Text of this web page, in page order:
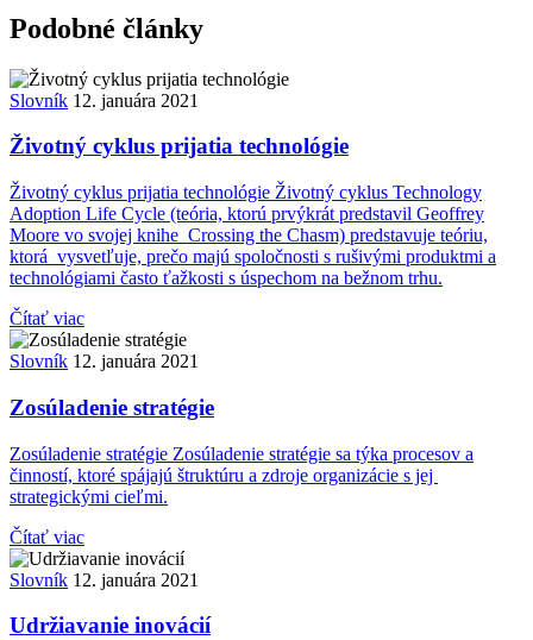
Podobné články
Slovník 12. januára 2021
Životný cyklus prijatia technológie
Životný cyklus prijatia technológie Životný cyklus Technology
Adoption Life Cycle (teória, ktorú prvýkrát predstavil Geoffrey
Moore vo svojej knihe Crossing the Chasm) predstavuje teóriu,
ktorá vysvetľuje, prečo majú spoločnosti s rušivými produktmi a
technológiami často ťažkosti s úspechom na bežnom trhu.
Čítať viac
Slovník 12. januára 2021
Zosúladenie stratégie
Zosúladenie stratégie Zosúladenie stratégie sa týka procesov a
činností, ktoré spájajú štruktúru a zdroje organizácie s jej
strategickými cieľmi.
Čítať viac
Slovník 12. januára 2021
Udržiavanie inovácií